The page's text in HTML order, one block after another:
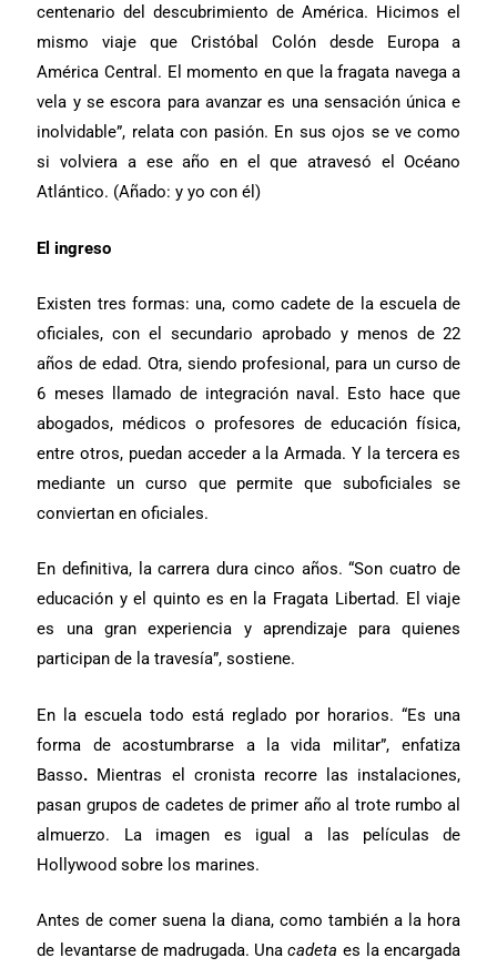
centenario del descubrimiento de América. Hicimos el
mismo viaje que Cristóbal Colón desde Europa a
América Central. El momento en que la fragata navega a
vela y se escora para avanzar es una sensación única e
inolvidable”, relata con pasión. En sus ojos se ve como
si volviera a ese año en el que atravesó el Océano
Atlántico. (Añado: y yo con él)
El ingreso
Existen tres formas: una, como cadete de la escuela de
oficiales, con el secundario aprobado y menos de 22
años de edad. Otra, siendo profesional, para un curso de
6 meses llamado de integración naval. Esto hace que
abogados, médicos o profesores de educación física,
entre otros, puedan acceder a la Armada. Y la tercera es
mediante un curso que permite que suboficiales se
conviertan en oficiales.
En definitiva, la carrera dura cinco años. “Son cuatro de
educación y el quinto es en la Fragata Libertad. El viaje
es una gran experiencia y aprendizaje para quienes
participan de la travesía”, sostiene.
En la escuela todo está reglado por horarios. “Es una
forma de acostumbrarse a la vida
militar”, enfatiza
Basso. Mientras el cronista recorre las instalaciones,
pasan grupos de cadetes de primer año al trote rumbo al
almuerzo. La imagen es igual a las películas de
Hollywood sobre los marines.
Antes de comer suena la diana, como también a la hora
de levantarse de madrugada. Una cadeta es la encargada